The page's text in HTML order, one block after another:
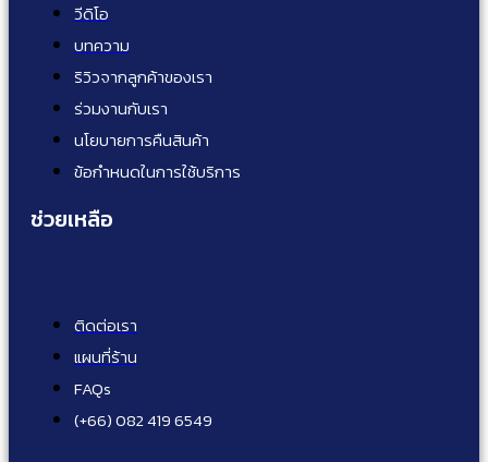
วีดิโอ
บทความ
ริวิวจากลูกค้าของเรา
ร่วมงานกับเรา
นโยบายการคืนสินค้า
ข้อกำหนดในการใช้บริการ
ช่วยเหลือ
ติดต่อเรา
แผนที่ร้าน
FAQs
(+66) 082 419 6549